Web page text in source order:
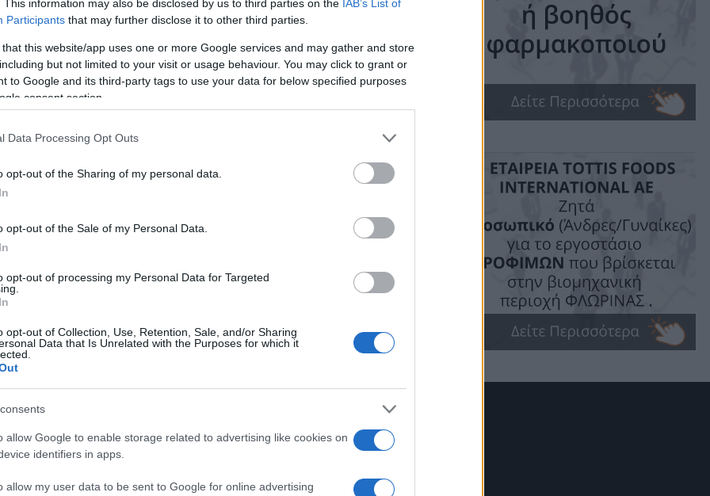
This information may also be disclosed by us to third parties on the IAB’s List of
Participants that may further disclose it to other third parties.
that this website/app uses one or more Google services and may gather and store
but not limited to your visit or usage behaviour. You may click to grant or
to Google and its third-party tags to use your data for below specified purposes
consent section.
Data Processing Opt Outs
opt-out of the Sharing of my personal data.
opt-out of the Sale of my Personal Data.
opt-out of processing my Personal Data for Targeted
opt-out of Collection, Use, Retention, Sale, and/or Sharing
Data that Is Unrelated with the Purposes for which it
allow Google to enable storage related to advertising like cookies on
identifiers in apps.
allow my user data to be sent to Google for online advertising
του
και μάθετε πρώτοι όλες τις ειδήσεις!
Εργαστήρια του Δημοτικού
Θεάτρου Κοζάνης σας
σε ένα Φεστιβάλ Παρουσιάσεων για
Αναφέρει χαρακτηριστικά η